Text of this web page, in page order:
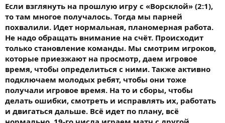
Если взглянуть на прошлую игру с «Ворсклой» (2:1),
то там многое получалось. Тогда мы парней
похвалили. Идет нормальная, планомерная работа.
Не надо обращать внимание на счёт. Происходит
только становление команды. Мы смотрим игроков,
которые приезжают на просмотр, даем игровое
время, чтобы определиться с ними. Также активно
подключаем молодых ребят, чтобы они тоже
получали игровое время. На то и сборы, чтобы
делать ошибки, смотреть и исправлять их, работать
и двигаться дальше. Всё идет по плану, всё